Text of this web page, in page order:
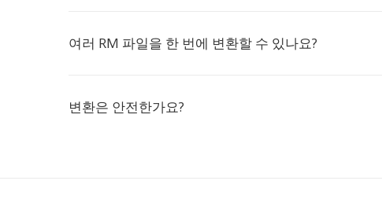
여러 RM 파일을 한 번에 변환할 수 있나요?
변환은 안전한가요?